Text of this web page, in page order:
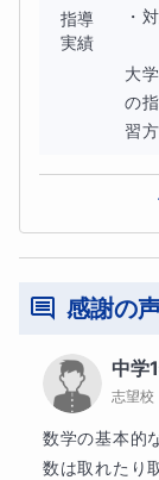
■指導方
教科書、ワー
ているものを使
真やPDFなどに
要がございま
なお、宿題な
したプリント
ご購入いただ
指導
実績
・
大
の
習
感謝の
中学
志望校
数学の基本的
数は取れたり